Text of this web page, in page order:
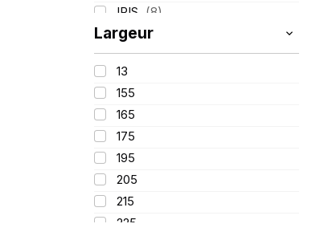
IRIS (8)
ITALMATIC
KLEBER (116)
LASSA
LING LONG
MICHELIN
MITAS
Mondolfo ferro
PIRELLI
PROMETEON
Largeur
13
155
165
175
195
205
215
225